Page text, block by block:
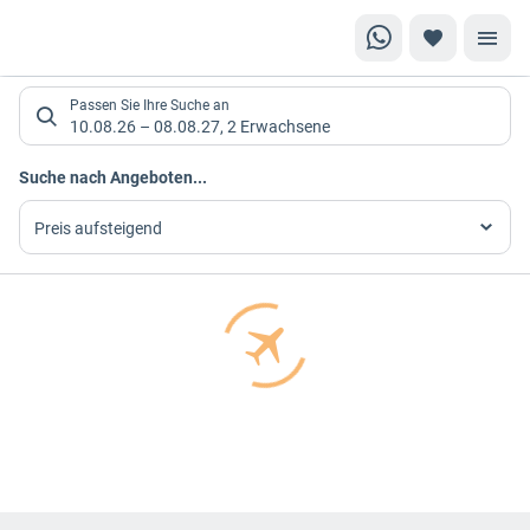
Suchlistenseite
Passen Sie Ihre Suche an
10.08.26 – 08.08.27, 2 Erwachsene
Suche nach Angeboten...
Preis aufsteigend